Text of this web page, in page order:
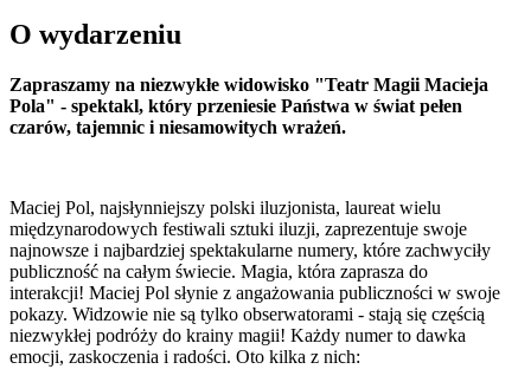
O wydarzeniu
Zapraszamy na niezwykłe widowisko "Teatr Magii Macieja
Pola" - spektakl, który przeniesie Państwa w świat pełen
czarów, tajemnic i niesamowitych wrażeń.
Maciej Pol, najsłynniejszy polski iluzjonista, laureat wielu
międzynarodowych festiwali sztuki iluzji, zaprezentuje swoje
najnowsze i najbardziej spektakularne numery, które zachwyciły
publiczność na całym świecie. Magia, która zaprasza do
interakcji! Maciej Pol słynie z angażowania publiczności w swoje
pokazy. Widzowie nie są tylko obserwatorami - stają się częścią
niezwykłej podróży do krainy magii! Każdy numer to dawka
emocji, zaskoczenia i radości. Oto kilka z nich: